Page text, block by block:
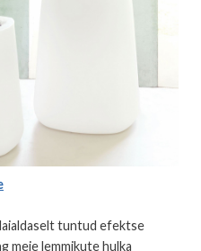
tuntud efektse
meie lemmikute hulka